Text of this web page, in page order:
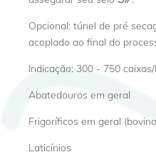
Opcional: túnel de pré
acoplado ao final do
Indicação: 300 - 750
Abatedouros em geral
Frigoríficos em geral
Laticínios